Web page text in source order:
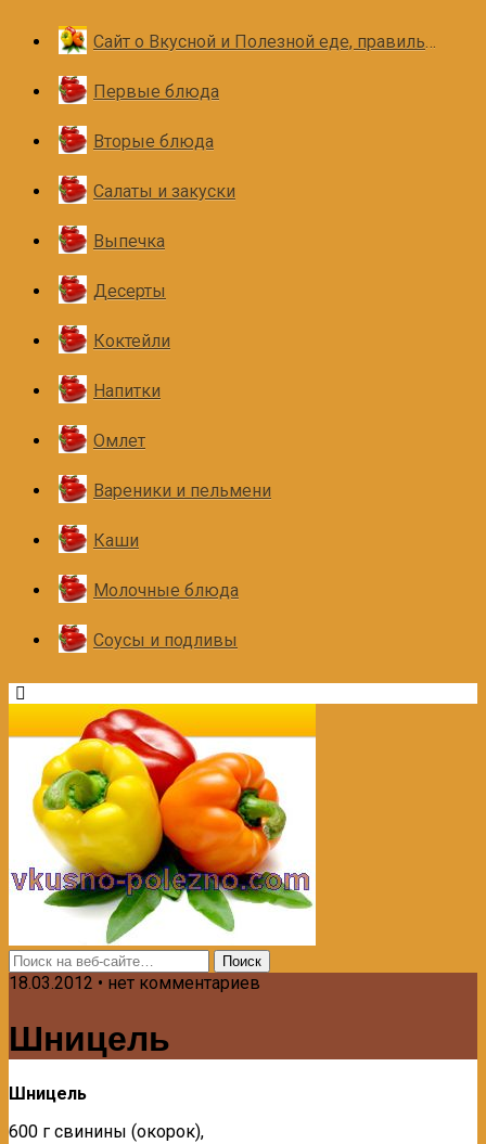
Сайт о Вкусной и Полезной еде, правильном и здоровом питании
Первые блюда
Вторые блюда
Салаты и закуски
Выпечка
Десерты
Коктейли
Напитки
Омлет
Вареники и пельмени
Каши
Молочные блюда
Соусы и подливы
18.03.2012 • нет комментариев
Шницель
Шницель
600 г свинины (окорок),